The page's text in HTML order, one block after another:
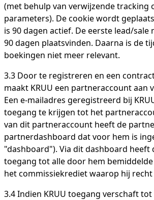
(met behulp van verwijzende tracking
parameters). De cookie wordt
is 90 dagen actief. De eerste lead/sale
90 dagen plaatsvinden. Daarna is de
boekingen niet meer relevant.
3.3 Door te registreren en een
maakt KRUU een partneraccount aan
Een e-mailadres geregistreerd bij
toegang te krijgen tot het
van dit partneraccount heeft de
partnerdashboard dat voor hem is
"dashboard"). Via dit dashboard heeft
toegang tot alle door hem
het commissiekrediet waarop hij
3.4 Indien KRUU toegang verschaft